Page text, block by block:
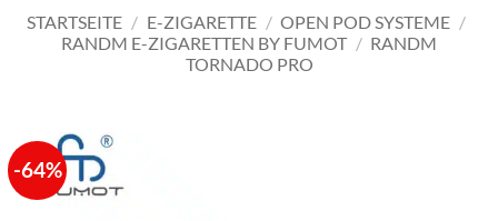
STARTSEITE / E-ZIGARETTE / OPEN POD SYSTEME /
RANDM E-ZIGARETTEN BY FUMOT / RANDM
TORNADO PRO
-64%